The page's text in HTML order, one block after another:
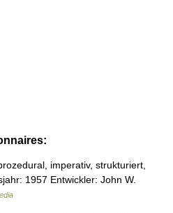
imperativ, strukturiert,
1957 Entwickler: John W.